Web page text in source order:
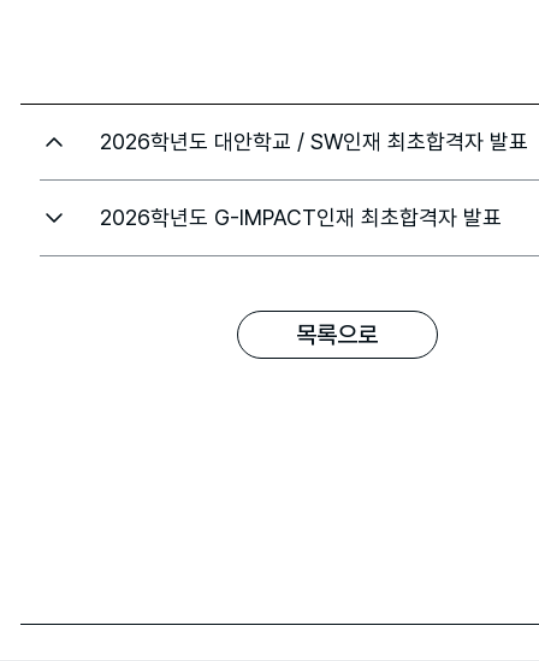
2026학년도 대안학교 / SW인재 최초합격자 발표
2026학년도 G-IMPACT인재 최초합격자 발표
목록으로